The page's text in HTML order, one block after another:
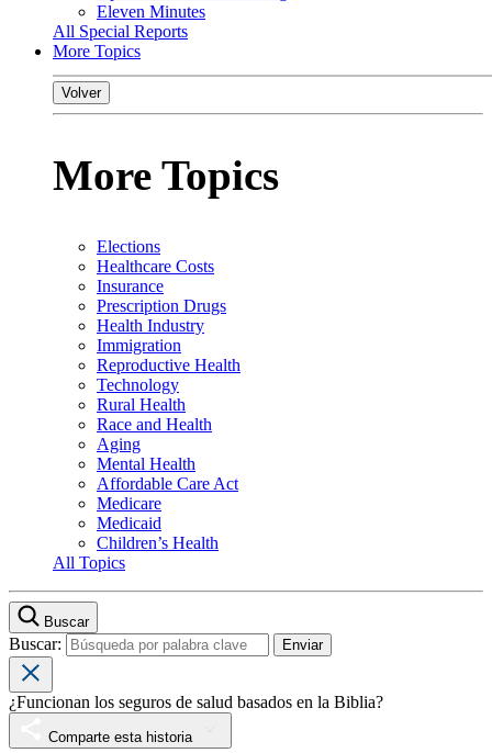
Eleven Minutes
All Special Reports
More Topics
Volver
More Topics
Elections
Healthcare Costs
Insurance
Prescription Drugs
Health Industry
Immigration
Reproductive Health
Technology
Rural Health
Race and Health
Aging
Mental Health
Affordable Care Act
Medicare
Medicaid
Children’s Health
All Topics
Buscar
Buscar:
¿Funcionan los seguros de salud basados en la Biblia?
Comparte esta historia